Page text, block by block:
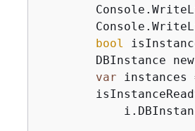
bool
DBInstance
var instances